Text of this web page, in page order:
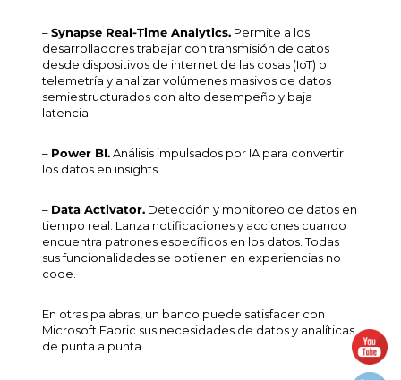
–Synapse Real-Time Analytics.Permite a los
desarrolladores trabajar con transmisión de datos
desde dispositivos de internet de las cosas (IoT) o
telemetría y analizar volúmenes masivos de datos
semiestructurados con alto desempeño y baja
latencia.
– Power BI.Análisis impulsados por IA para convertir
los datos en insights.
– Data Activator.Detección y monitoreo de datos en
tiempo real. Lanza notificaciones y acciones cuando
encuentra patrones específicos en los datos. Todas
sus funcionalidades se obtienen en experiencias no
code
En otras palabras, un banco puede satisfacer con
Microsoft Fabric sus necesidades de datos y analíticas
de punta a punta.